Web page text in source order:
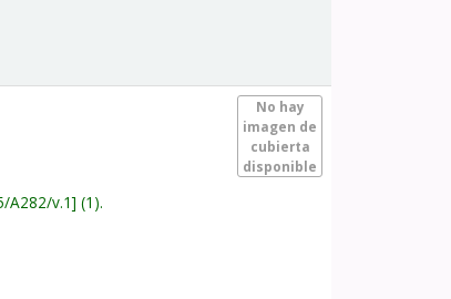
No hay
imagen de
cubierta
disponible
A282/v.1 (1).